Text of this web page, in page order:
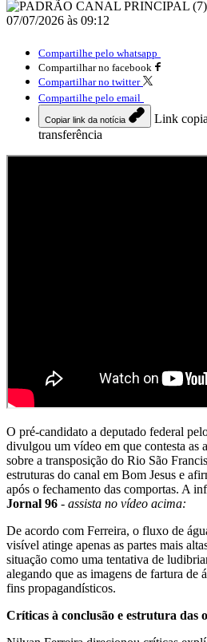
07/07/2026 às 09:12
Compartilhe pelo whatsapp
Compartilhar no facebook
Compartilhar no twitter
Compartilhe pelo email
Copiar link da notícia
Link
transferência
O pré-candidato a deputado federal
divulgou um vídeo em que contesta as
sobre a transposição do Rio São
estruturas do canal em Bom Jesus e
após o fechamento das comportas. A
Jornal 96 - assista no vídeo acima:
De acordo com Ferreira, o fluxo de
visível atinge apenas as partes mais
situação como uma tentativa de
alegando que as imagens de fartura de
fins propagandísticos.
Críticas à conclusão e estrutura das